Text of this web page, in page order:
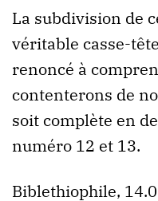
La subdivision de
véritable casse-
renoncé à
contenterons de
soit complète en
numéro 12 et 13.
Biblethiophile,